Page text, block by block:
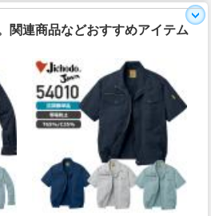
関連商品などおすすめアイテム